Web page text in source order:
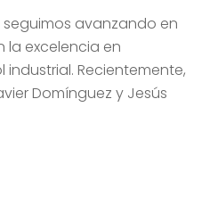
avanzando en
la excelencia en
Recientemente,
Domínguez y Jesús